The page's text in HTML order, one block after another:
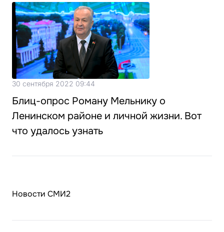
30 сентября 2022 09:44
Блиц-опрос Роману Мельнику о
Ленинском районе и личной жизни. Вот
что удалось узнать
Новости СМИ2